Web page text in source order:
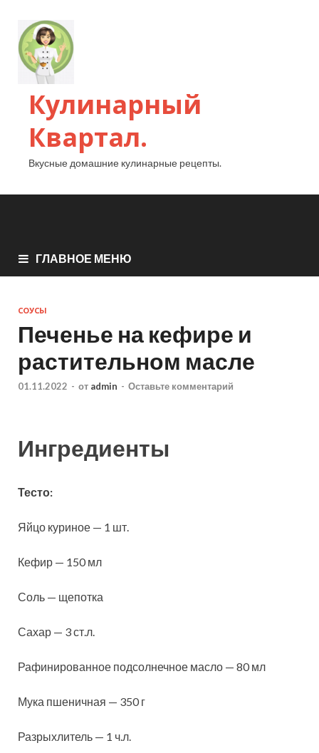
Кулинарный
Квартал.
Вкусные домашние кулинарные рецепты.
ГЛАВНОЕ МЕНЮ
СОУСЫ
Печенье на кефире и
растительном масле
01.11.2022 - от admin - Оставьте комментарий
Ингредиенты
Тесто:
Яйцо куриное — 1 шт.
Кефир — 150 мл
Соль — щепотка
Сахар — 3 ст.л.
Рафинированное подсолнечное масло — 80 мл
Мука пшеничная — 350 г
Разрыхлитель — 1 ч.л.